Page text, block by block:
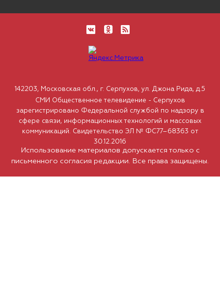
Использование материалов допускается только с
письменного согласия редакции. Все права защищены.
142203, Московская обл., г. Серпухов, ул. Джона Рида, д.5
СМИ Общественное телевидение - Серпухов
зарегистрировано Федеральной службой по надзору в
сфере связи, информационных технологий и массовых
коммуникаций. Свидетельство ЭЛ № ФС77–68363 от
30.12.2016